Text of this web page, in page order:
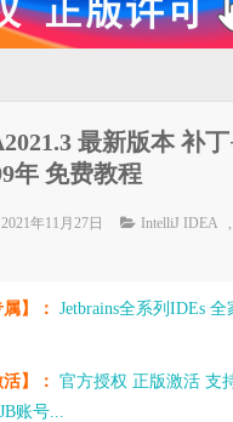
最新版本 补
年 免费教程
2021年11月27日 IntelliJ IDEA
】： Jetbrains全系列IDEs
】： 官方授权 正版激活 支
账号...